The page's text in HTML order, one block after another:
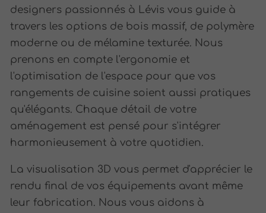
designers passionnés à Lévis vous guide à
travers les options de bois massif, de polymère
moderne ou de mélamine texturée. Nous
prenons en compte l'ergonomie et
l'optimisation de l'espace pour que vos
rangements de cuisine soient aussi pratiques
qu'élégants. Chaque détail de votre
aménagement est pensé pour s'intégrer
harmonieusement à votre quotidien.
La visualisation 3D vous permet d'apprécier le
rendu final de vos équipements avant même
leur fabrication. Nous vous aidons à